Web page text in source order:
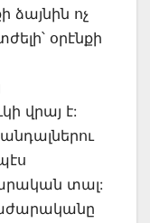
ձայնին ոչ
օրէնքի
վրայ է:
տալ: